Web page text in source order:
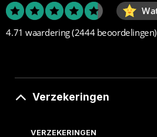
4.71 waardering(2444 beoordelingen)
Verzekeringen
VERZEKERINGEN